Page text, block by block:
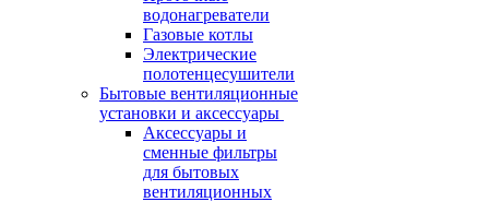
водонагреватели
Газовые котлы
Электрические
полотенцесушители
Бытовые вентиляционные
установки и аксессуары
Аксессуары и
сменные фильтры
для бытовых
вентиляционных